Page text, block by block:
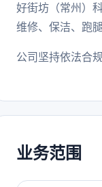
好街坊（常州）
维修、保洁、跑
公司坚持依法合
业务范围